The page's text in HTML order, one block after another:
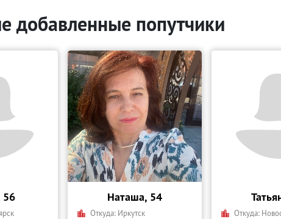
добавленные попутчики
56 Наташа, 54
Откуда: Иркутск
Откуда: